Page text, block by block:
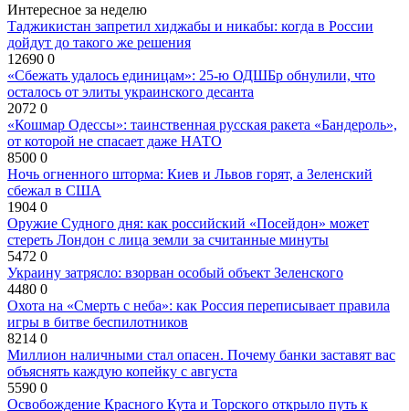
Интересное за неделю
Таджикистан запретил хиджабы и никабы: когда в России
дойдут до такого же решения
12690 0
«Сбежать удалось единицам»: 25-ю ОДШБр обнулили, что
осталось от элиты украинского десанта
2072 0
«Кошмар Одессы»: таинственная русская ракета «Бандероль»,
от которой не спасает даже НАТО
8500 0
Ночь огненного шторма: Киев и Львов горят, а Зеленский
сбежал в США
1904 0
Оружие Судного дня: как российский «Посейдон» может
стереть Лондон с лица земли за считанные минуты
5472 0
Украину затрясло: взорван особый объект Зеленского
4480 0
Охота на «Смерть с неба»: как Россия переписывает правила
игры в битве беспилотников
8214 0
Миллион наличными стал опасен. Почему банки заставят вас
объяснять каждую копейку с августа
5590 0
Освобождение Красного Кута и Торского открыло путь к